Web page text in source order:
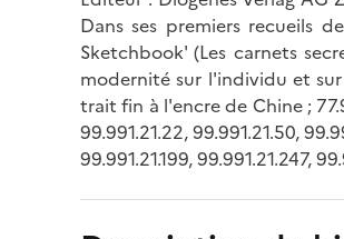
Dans ses premiers recueils
Sketchbook' (Les carnets
modernité sur l'individu et sur
trait fin à l'encre de Chine ;
99.991.21.22, 99.991.21.50,
99.991.21.199, 99.991.21.247,